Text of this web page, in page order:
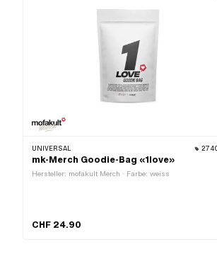
UNIVERSAL
mk-Merch Goodie-Bag «1love»
Hersteller: mofakult Merch · Farbe: weiss
CHF 24.90